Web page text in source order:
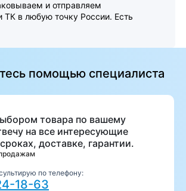
и отправляем
ТК в любую точку России. Есть
помощью специалиста
товара по вашему
на все интересующие
доставке, гарантии.
по телефону:
18-63